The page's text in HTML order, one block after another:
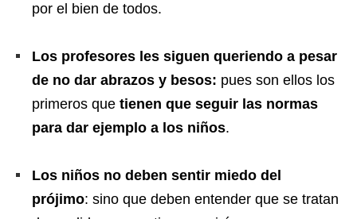
por el bien de todos.
Los profesores les siguen queriendo a pesar
de no dar abrazos y besos: pues son ellos los
primeros que tienen que seguir las normas
para dar ejemplo a los niños.
Los niños no deben sentir miedo del
prójimo: sino que deben entender que se tratan